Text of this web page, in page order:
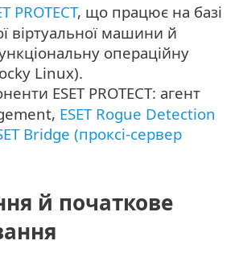
PROTECT, що працює на базі
віртуальної машини й
операційну
Linux).
ESET PROTECT: агент
ESET Rogue Detection
Bridge (проксі-сервер
й початкове